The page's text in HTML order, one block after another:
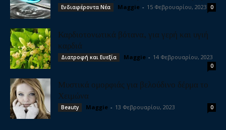
Ενδιαφέροντα Νέα Maggie - 15 Φεβρουαρίου, 2023 0
Καρδιοτονωτικά βότανα, για γερή και υγιή
καρδιά
Διατροφή και Ευεξία Maggie - 14 Φεβρουαρίου, 2023
0
Μυστικά ομορφιάς για βελούδινο δέρμα το
Χειμώνα
Beauty Maggie - 13 Φεβρουαρίου, 2023 0